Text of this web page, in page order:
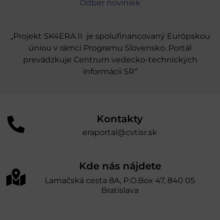
Odber noviniek
„Projekt SK4ERA II je spolufinancovaný Európskou
úniou v rámci Programu Slovensko. Portál
prevádzkuje Centrum vedecko-technických
informácií SR“
Kontakty
eraportal@cvtisr.sk
Kde nás nájdete
Lamačská cesta 8A, P.O.Box 47, 840 05
Bratislava